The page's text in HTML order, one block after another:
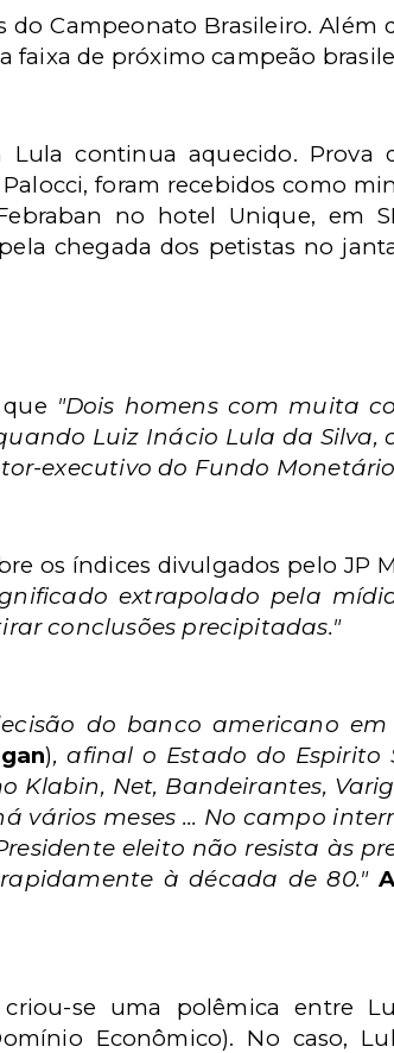
do Campeonato Brasileiro. Além
faixa de próximo campeão
continua aquecido. Prova
foram recebidos como
no hotel Unique, em
chegada dos petistas no
"Dois homens com muita
Luiz Inácio Lula da Silva,
executivo do Fundo
os índices divulgados pelo JP
extrapolado pela
conclusões precipitadas."
do banco americano
), afinal o Estado do Espirito
Klabin, Net, Bandeirantes,
vários meses ... No campo
eleito não resista às
à década de 80."
se uma polêmica entre
Econômico). No caso,